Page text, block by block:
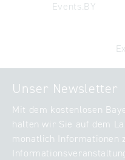
Events.BY
Unser Newsletter
Mit dem kostenlosen
halten wir Sie auf dem
monatlich Informationen